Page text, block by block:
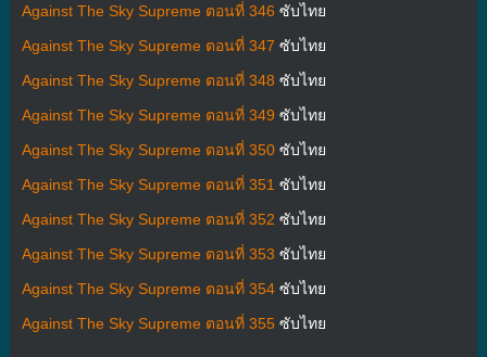
Against The Sky Supreme ตอนที่ 346 ซับไทย
Against The Sky Supreme ตอนที่ 347 ซับไทย
Against The Sky Supreme ตอนที่ 348 ซับไทย
Against The Sky Supreme ตอนที่ 349 ซับไทย
Against The Sky Supreme ตอนที่ 350ซับไทย
Against The Sky Supreme ตอนที่ 351 ซับไทย
Against The Sky Supreme ตอนที่ 352 ซับไทย
Against The Sky Supreme ตอนที่ 353 ซับไทย
Against The Sky Supreme ตอนที่ 354ซับไทย
Against The Sky Supreme ตอนที่ 355ซับไทย